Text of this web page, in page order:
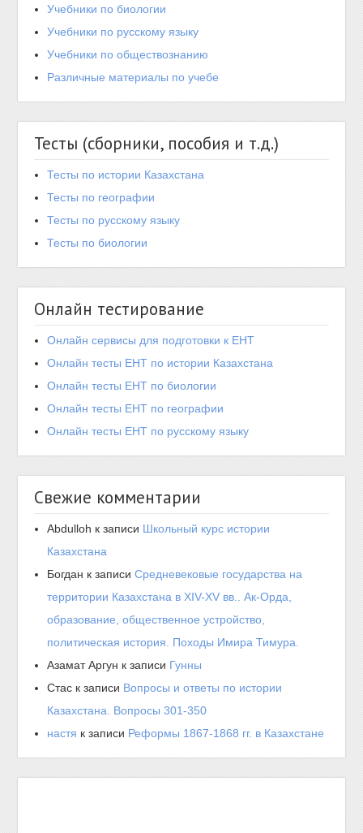
Учебники по биологии
Учебники по русскому языку
Учебники по обществознанию
Различные материалы по учебе
Тесты (сборники, пособия и т.д.)
Тесты по истории Казахстана
Тесты по географии
Тесты по русскому языку
Тесты по биологии
Онлайн тестирование
Онлайн сервисы для подготовки к ЕНТ
Онлайн тесты ЕНТ по истории Казахстана
Онлайн тесты ЕНТ по биологии
Онлайн тесты ЕНТ по географии
Онлайн тесты ЕНТ по русскому языку
Свежие комментарии
Abdulloh к записи Школьный курс истории
Казахстана
Богдан к записиСредневековые государства на
территории Казахстана в XIV-XV вв.. Ак-Орда,
образование, общественное устройство,
политическая история. Походы Имира Тимура.
Азамат Аргун к записи Гунны
Стас к записи Вопросы и ответы по истории
Казахстана. Вопросы 301-350
настя к записи Реформы 1867-1868 гг. в Казахстане